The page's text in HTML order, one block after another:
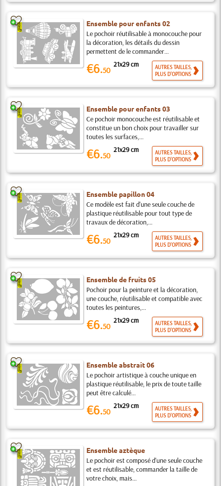
Ensemble pour enfants 02
Le pochoir réutilisable à monocouche pour
la décoration, les détails du dessin
permettent de le commander...
€6.50
21x29 cm
AUTRES TAILLES,
PLUS D'OPTIONS
Ensemble pour enfants 03
Ce pochoir monocouche est réutilisable et
constitue un bon choix pour travailler sur
toutes les surfaces,...
€6.50
21x29 cm
AUTRES TAILLES,
PLUS D'OPTIONS
Ensemble papillon 04
Ce modèle est fait d'une seule couche de
plastique réutilisable pour tout type de
travaux de décoration,...
€6.50
21x29 cm
AUTRES TAILLES,
PLUS D'OPTIONS
Ensemble de fruits 05
Pochoir pour la peinture et la décoration,
une couche, réutilisable et compatible avec
toutes les peintures,...
€6.50
21x29 cm
AUTRES TAILLES,
PLUS D'OPTIONS
Ensemble abstrait 06
Le pochoir artistique à couche unique en
plastique réutilisable, le prix de toute taille
peut être calculé...
€6.50
21x29 cm
AUTRES TAILLES,
PLUS D'OPTIONS
Ensemble aztèque
Le pochoir est composé d'une seule couche
et est réutilisable, commander la taille de
votre choix, mais...